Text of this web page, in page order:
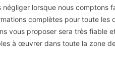
lorsque nous comptons
complètes pour toute les
vous proposer sera très fiable
à œuvrer dans toute la zone